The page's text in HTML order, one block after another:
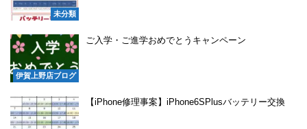
未分類
伊賀上野店ブログ
ご入学・ご進学おめでとうキャンペーン
【iPhone修理事案】iPhone6SPlusバッテリー交換